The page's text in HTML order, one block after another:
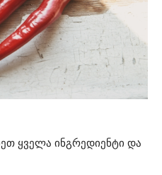
ყველა ინგრედიენტი და